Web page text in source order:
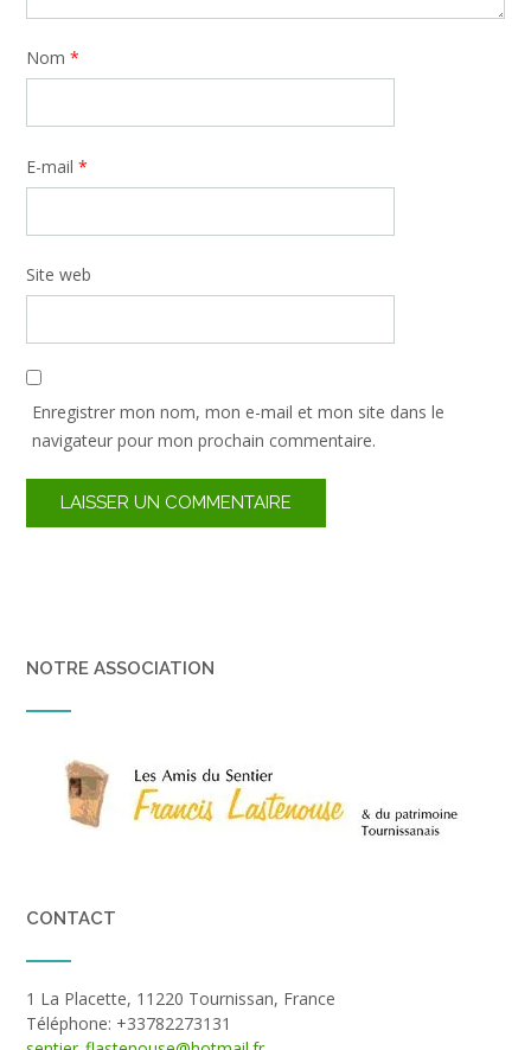
Nom *
E-mail *
Site web
Enregistrer mon nom, mon e-mail et mon site dans le
navigateur pour mon prochain commentaire.
NOTRE ASSOCIATION
CONTACT
1 La Placette, 11220 Tournissan, France
Téléphone: +33782273131